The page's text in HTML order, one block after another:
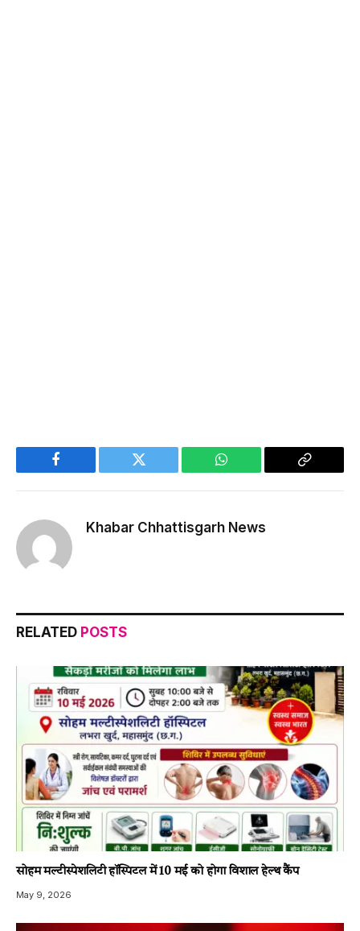
Facebook Twitter WhatsApp
Copy
Khabar Chhattisgarh News
RELATED POSTS
सोहम मल्टीस्पेशलिटी हॉस्पिटल में 10 मई को होगा विशाल हेल्थ कैंप
May 9, 2026